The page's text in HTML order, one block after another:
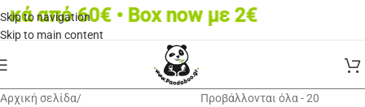
Skip to navigation
Skip to main content
60€ • Box now με 2€
Αρχική σελίδα/
Προβάλλονται όλα - 20